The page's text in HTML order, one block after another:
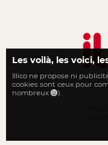
Le local
18
Les voilà, les voici,
Illico ne propose ni
cookies sont ceux pour
nombreux
).